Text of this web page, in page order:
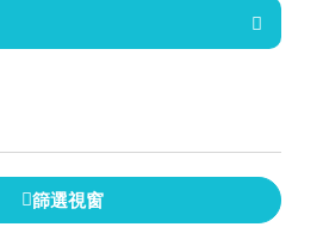
篩選視窗